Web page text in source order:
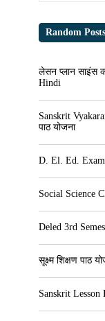
Random Posts
लेसन प्लान साइंस
Hindi
Sanskrit
पाठ योजना
D. El. Ed.
Social Science
Deled 3rd
सूक्ष्म शिक्षण पाठ
Sanskrit Lesson